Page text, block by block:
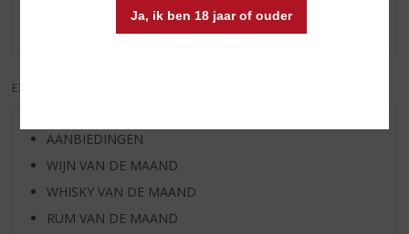
Ja, ik ben 18 jaar of ouder
Er zijn nog geen reviews geplaatst voor dit product
EXCL. BTW
AANBIEDINGEN
WIJN VAN DE MAAND
WHISKY VAN DE MAAND
RUM VAN DE MAAND